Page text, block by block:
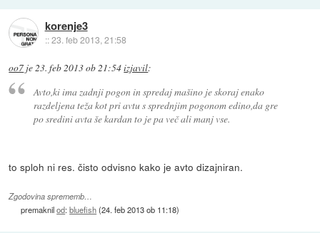
korenje3
::23. feb 2013, 21:58
oo7 je23. feb 2013 ob 21:54izjavil:
Avto,ki ima zadnji pogon in spredaj mašino je skoraj enako
razdeljena teža kot pri avtu s sprednjim pogonom edino,da gre
po sredini avta še kardan to je pa več ali manj vse.
to sploh ni res. čisto odvisno kako je avto dizajniran.
Zgodovina sprememb…
premaknilod:bluefish(24. feb 2013 ob 11:18)